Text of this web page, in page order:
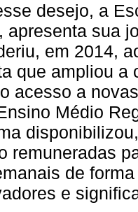
desejo, a
apresenta sua
em 2014,
que ampliou
acesso a
Médio
remuneradas
de
e